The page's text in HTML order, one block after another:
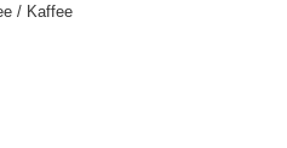
/ Kaffee